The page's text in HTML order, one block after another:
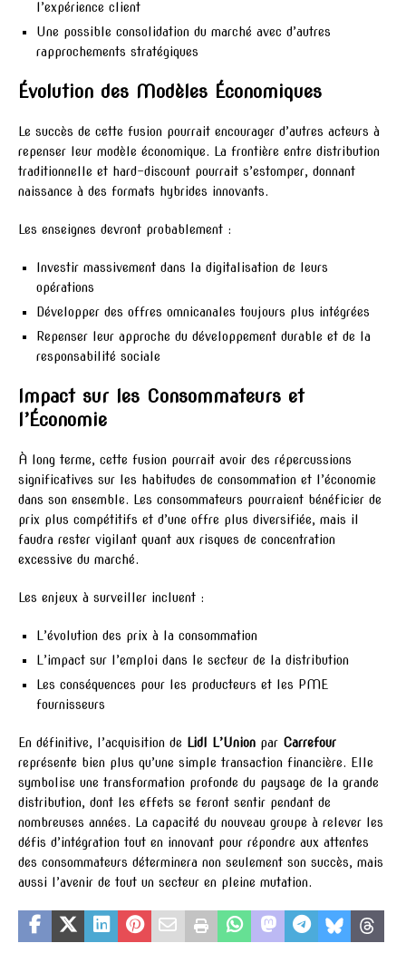
l’expérience client
Une possible consolidation du marché avec d’autres
rapprochements stratégiques
Évolution des Modèles Économiques
Le succès de cette fusion pourrait encourager d’autres acteurs à
repenser leur modèle économique. La frontière entre distribution
traditionnelle et hard-discount pourrait s’estomper, donnant
naissance à des formats hybrides innovants.
Les enseignes devront probablement :
Investir massivement dans la digitalisation de leurs
opérations
Développer des offres omnicanales toujours plus intégrées
Repenser leur approche du développement durable et de la
responsabilité sociale
Impact sur les Consommateurs et
l’Économie
À long terme, cette fusion pourrait avoir des répercussions
significatives sur les habitudes de consommation et l’économie
dans son ensemble. Les consommateurs pourraient bénéficier de
prix plus compétitifs et d’une offre plus diversifiée, mais il
faudra rester vigilant quant aux risques de concentration
excessive du marché.
Les enjeux à surveiller incluent :
L’évolution des prix à la consommation
L’impact sur l’emploi dans le secteur de la distribution
Les conséquences pour les producteurs et les PME
fournisseurs
En définitive, l’acquisition de Lidl L’Union par Carrefour
représente bien plus qu’une simple transaction financière. Elle
symbolise une transformation profonde du paysage de la grande
distribution, dont les effets se feront sentir pendant de
nombreuses années. La capacité du nouveau groupe à relever les
défis d’intégration tout en innovant pour répondre aux attentes
des consommateurs déterminera non seulement son succès, mais
aussi l’avenir de tout un secteur en pleine mutation.